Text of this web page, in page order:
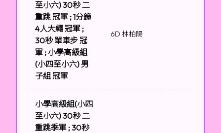
至小六) 30秒 二
重跳 冠軍 ; 1分鐘
4人大繩 冠軍 ;
30秒 單車步 冠
軍 ; 小學高級組
(小四至小六) 男
子組 冠軍
6D 林柏陽
小學高級組(小四
至小六) 30秒 二
重跳季軍 ; 30秒